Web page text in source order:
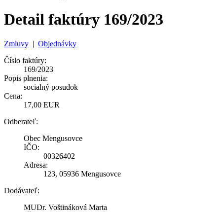
Detail faktúry 169/2023
Zmluvy | Objednávky
Číslo faktúry:
169/2023
Popis plnenia:
socialný posudok
Cena:
17,00 EUR
Odberateľ:
Obec Mengusovce
IČO:
00326402
Adresa:
123, 05936 Mengusovce
Dodávateľ:
MUDr. Voštináková Marta